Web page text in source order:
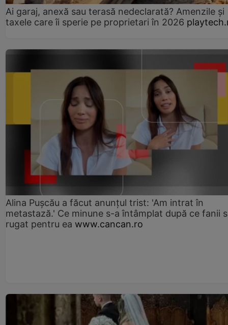
Ai garaj, anexă sau terasă nedeclarată? Amenzile și
taxele care îi sperie pe proprietari în 2026
Alina Pușcău a făcut anunțul trist: 'Am intrat în
metastază.' Ce minune s-a întâmplat după ce fanii
rugat pentru ea www.cancan.ro